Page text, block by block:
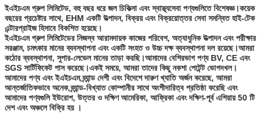
ইএইচএম গ্রুপ লিমিটেড, বহু বছর ধরে জল চিকিত্সা এবং স্বাস্থ্যসেবা পণ্যগুলিতে বিশেষজ্ঞ।কয়েক
বছরের প্রচেষ্টার সাথে, EHM একটি উত্পাদন, বিক্রয় এবং বিক্রয়োত্তর সেবা সমন্বিত হাই-টেক
এন্টারপ্রাইজ হিসাবে বিকশিত হয়েছে।
ইএইচএম গ্রুপ লিমিটেডের নিজস্ব আরামদায়ক কাজের পরিবেশ, অত্যাধুনিক উত্পাদন এবং পরীক্ষার
সরঞ্জাম, চমৎকার মানের ব্যবস্থাপনা এবং একটি সংহত ও উচ্চ দক্ষ ব্যবস্থাপনা দল রয়েছে।আমরা
কঠোর ব্যবস্থাপনা, সুপার-লেভেল মানের তাড়া করছি।আমাদের বেশিরভাগ পণ্য BV, CE এবং
SGS সার্টিফিকেট পাস করেছে।একই সময়ে, আমরা তাদের কিছু নকশা পেটেন্ট ভোগদখল।
আমাদের পণ্য এবং ইএইচএম ব্র্যান্ড দেশী এবং বিদেশে দারুণ খ্যাতি অর্জন করেছে, আমরা
আন্তর্জাতিকভাবে অনেক ব্র্যান্ড-বিখ্যাত কোম্পানীর সাথে অংশীদারিত্ব প্রতিষ্ঠা করেছি এবং
আমাদের পণ্যগুলি ইউরোপ, উত্তর ও দক্ষিণ আমেরিকা, আফ্রিকা এবং দক্ষিণ-পূর্ব এশিয়ায় 50 টি
দেশ এবং অঞ্চলে বিক্রি হয় ।